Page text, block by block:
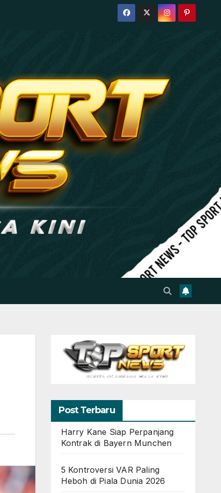
Post Terbaru
Harry Kane Siap Perpanjang
Kontrak di Bayern Munchen
5 Kontroversi VAR Paling
Heboh di Piala Dunia 2026